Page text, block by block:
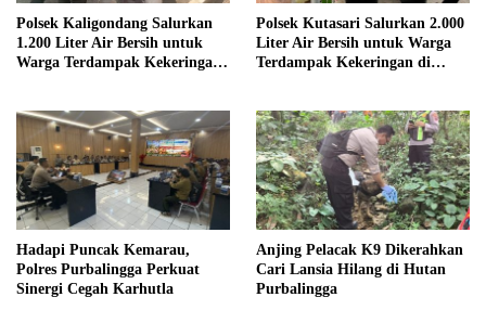
Polsek Kaligondang Salurkan
1.200 Liter Air Bersih untuk
Warga Terdampak Kekeringan
Polsek Kutasari Salurkan 2.000
Liter Air Bersih untuk Warga
Terdampak Kekeringan di
Hadapi Puncak Kemarau,
Polres Purbalingga Perkuat
Sinergi Cegah Karhutla
Anjing Pelacak K9 Dikerahkan
Cari Lansia Hilang di Hutan
Purbalingga